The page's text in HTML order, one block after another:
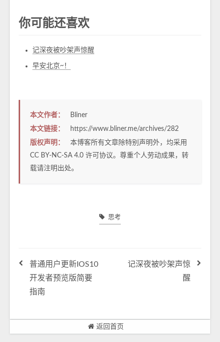
你可能还喜欢
记深夜被吵架声惊醒
早安北京~！
本文作者：
Bliner
本文链接：
https://www.bliner.me/archives/282
版权声明：
本博客所有文章除特别声明外，均采用
CC BY-NC-SA 4.0 许可协议。尊重个人劳动成果，转
载请注明出处。
思考
普通用户更新IOS10
开发者预览版简要
指南
记深夜被吵架声惊
醒
返回首页